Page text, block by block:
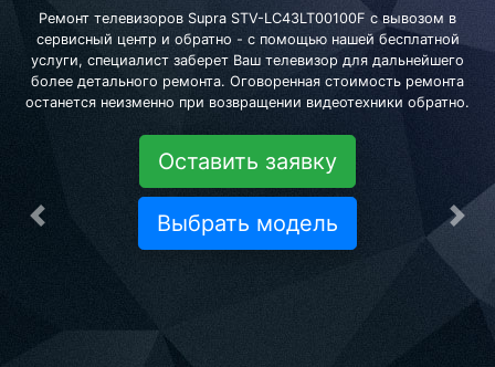
Ремонт телевизоров Supra STV-LC43LT00100F с вывозом в
сервисный центр и обратно - с помощью нашей бесплатной
услуги, специалист заберет Ваш телевизор для дальнейшего
более детального ремонта. Оговоренная стоимость ремонта
останется неизменно при возвращении видеотехники обратно.
Оставить заявку
Выбрать модель
Предыдущая